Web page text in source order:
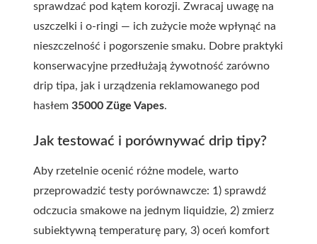
sprawdzać pod kątem korozji. Zwracaj uwagę na
uszczelki i o-ringi — ich zużycie może wpłynąć na
nieszczelność i pogorszenie smaku. Dobre praktyki
konserwacyjne przedłużają żywotność zarówno
drip tipa, jak i urządzenia reklamowanego pod
hasłem 35000 Züge Vapes.
Jak testować i porównywać drip tipy?
Aby rzetelnie ocenić różne modele, warto
przeprowadzić testy porównawcze: 1) sprawdź
odczucia smakowe na jednym liquidzie, 2) zmierz
subiektywną temperaturę pary, 3) oceń komfort